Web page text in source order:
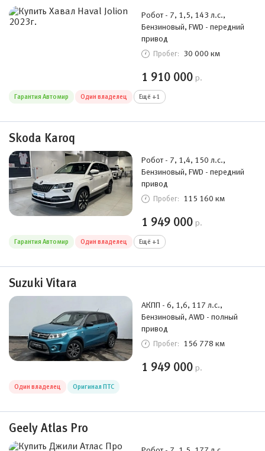
Робот - 7, 1,5, 143 л.с.,
Бензиновый, FWD - передний
привод
Пробег: 30 000 км
1 910 000 р.
Гарантия Автомир Один владелец Ещё +1
Skoda Karoq
Робот - 7, 1,4, 150 л.с.,
Бензиновый, FWD - передний
привод
Пробег: 115 160 км
1 949 000 р.
Гарантия Автомир Один владелец Ещё +1
Suzuki Vitara
АКПП - 6, 1,6, 117 л.с.,
Бензиновый, AWD - полный
привод
Пробег: 156 778 км
1 949 000 р.
Один владелец Оригинал ПТС
Geely Atlas Pro